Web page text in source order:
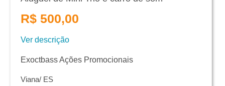
R$ 500,00
Ver descrição
Exoctbass Ações Promocionais
Viana/ ES